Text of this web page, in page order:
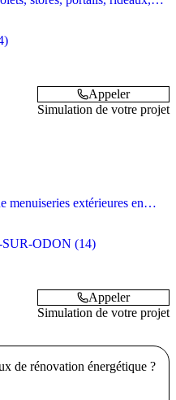
Appeler
Simulation de votre projet
menuiseries extérieures en
ODON (14)
Appeler
Simulation de votre projet
de rénovation énergétique ?